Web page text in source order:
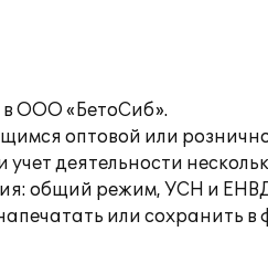
в ООО «БетоСиб».
оптовой или
деятельности
общий режим, УСН и
или сохранить в